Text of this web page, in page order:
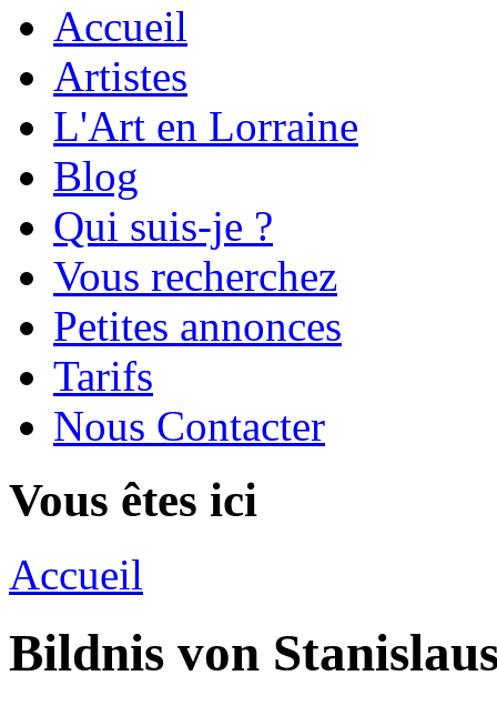
Accueil
Artistes
L'Art en Lorraine
Blog
Qui suis-je ?
Vous recherchez
Petites annonces
Tarifs
Nous Contacter
Vous êtes ici
Accueil
Bildnis von